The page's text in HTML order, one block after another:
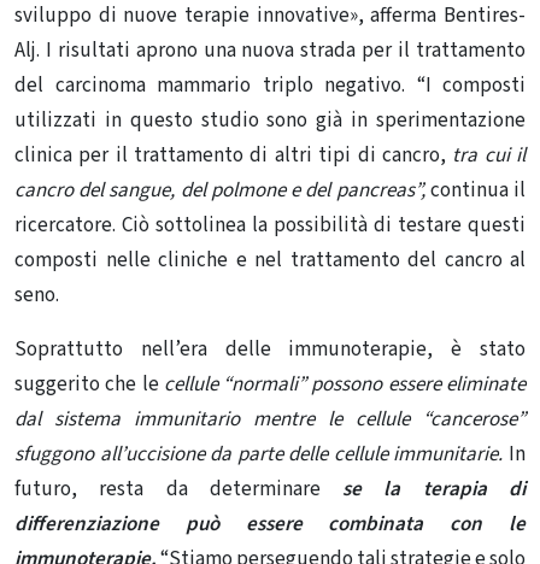
sviluppo di nuove terapie innovative», afferma Bentires-
Alj. I risultati aprono una nuova strada per il trattamento
del carcinoma mammario triplo negativo. “I composti
utilizzati in questo studio sono già in sperimentazione
clinica per il trattamento di altri tipi di cancro, tra cui il
cancro del sangue, del polmone e del pancreas”,continua il
ricercatore. Ciò sottolinea la possibilità di testare questi
composti nelle cliniche e nel trattamento del cancro al
seno.
Soprattutto nell’era delle immunoterapie, è stato
suggerito che le cellule “normali” possono essere eliminate
dal sistema immunitario mentre le cellule “cancerose”
sfuggono all’uccisione da parte delle cellule immunitarie. In
futuro, resta da determinarese la terapia di
differenziazione può essere combinata con le